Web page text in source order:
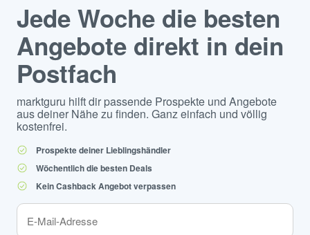
Jede Woche die besten
Angebote direkt in dein
Postfach
marktguru hilft dir passende Prospekte und Angebote
aus deiner Nähe zu finden. Ganz einfach und völlig
kostenfrei.
Prospekte deiner Lieblingshändler
Wöchentlich die besten Deals
Kein Cashback Angebot verpassen